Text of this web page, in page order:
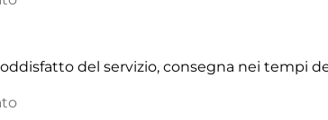
del servizio, consegna nei tempi